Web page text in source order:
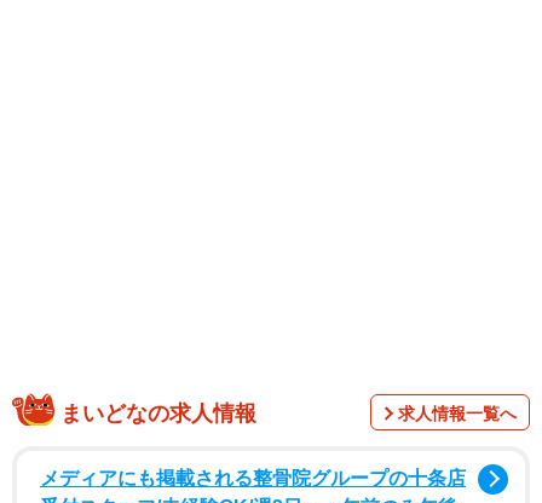
女1008人を対象として、2026年3月にインターネットで実
まいどなの求人情報 求人情報一覧へ
メディアにも掲載される整骨院グループの十条店